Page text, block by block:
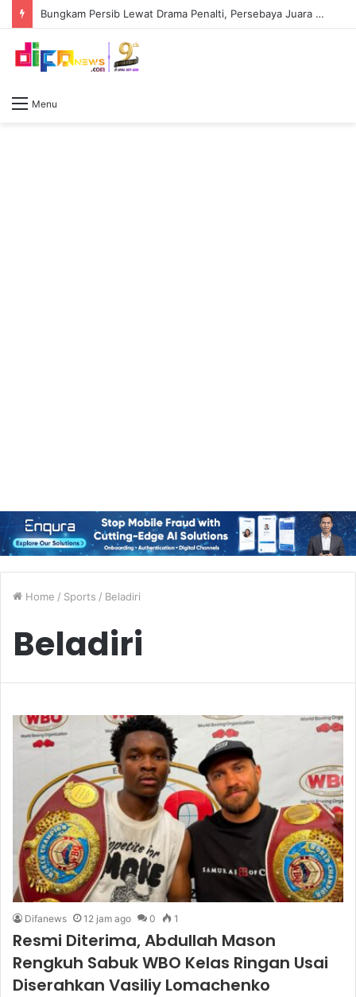
Bungkam Persib Lewat Drama Penalti, Persebaya Juara Piala Presiden 2026 Tapi Arema FC Masih Raja Sejati
Menu
Home / Sports / Beladiri
Beladiri
Difanews 12 jam ago 0 1
Resmi Diterima, Abdullah Mason
Rengkuh Sabuk WBO Kelas Ringan Usai
Diserahkan Vasiliy Lomachenko